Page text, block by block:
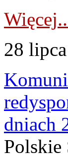
28
dniach
Polskie